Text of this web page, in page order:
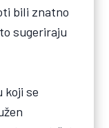
bili znatno
sugeriraju
koji se